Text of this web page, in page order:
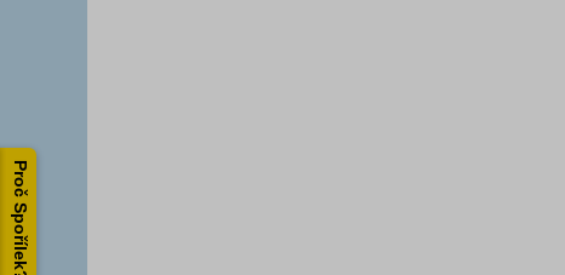
Proč Spořílek?